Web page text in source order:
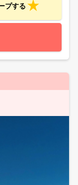
プする